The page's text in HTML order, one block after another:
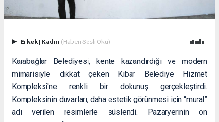
Erkek| Kadın (Haberi Sesli Oku)
Karabağlar Belediyesi, kente kazandırdığı ve modern
mimarisiyle dikkat çeken Kibar Belediye Hizmet
Kompleksi'ne renkli bir dokunuş gerçekleştirdi.
Kompleksinin duvarları, daha estetik görünmesi için “mural”
adı verilen resimlerle süslendi. Pazaryerinin ön